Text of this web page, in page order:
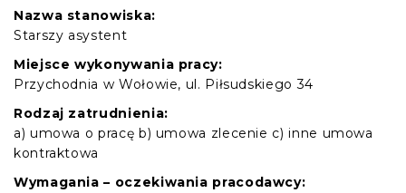
Nazwa stanowiska:
Starszy asystent
Miejsce wykonywania pracy:
Przychodnia w Wołowie, ul. Piłsudskiego 34
Rodzaj zatrudnienia:
a) umowa o pracę b) umowa zlecenie c) inne umowa
kontraktowa
Wymagania – oczekiwania pracodawcy: